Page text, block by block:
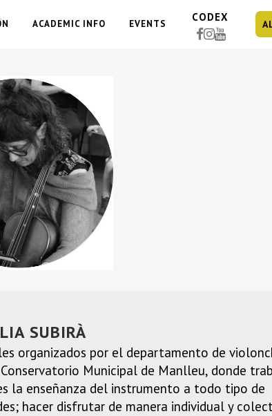
ACADEMIC INFO EVENTS
CODEX
SUBIRÀ
organizados por el departamento de
Municipal de Manlleu, donde
la enseñanza del instrumento a todo tipo de
hacer disfrutar de manera individual y